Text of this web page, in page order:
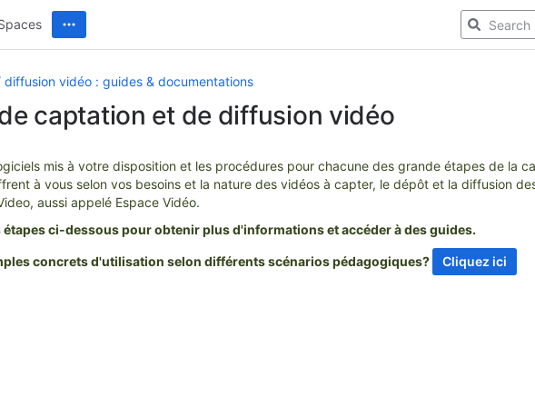
vidéo : guides & documentations
captation et de diffusion vidéo
mis à votre disposition et les procédures pour chacune des grande étapes de la
à vous selon vos besoins et la nature des vidéos à capter, le dépôt et la diffusion
aussi appelé Espace Vidéo.
ci-dessous pour obtenir plus d'informations et accéder à des guides.
concrets d'utilisation selon différents scénarios pédagogiques? Cliquez ici